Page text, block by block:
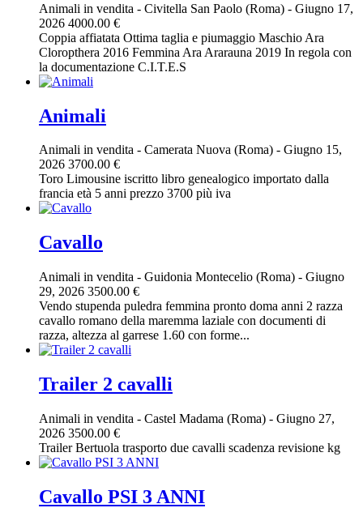
Animali in vendita - Civitella San Paolo (Roma) - Giugno 17,
2026 4000.00 €
Coppia affiatata Ottima taglia e piumaggio Maschio Ara
Cloropthera 2016 Femmina Ara Ararauna 2019 In regola con
la documentazione C.I.T.E.S
Animali
Animali in vendita - Camerata Nuova (Roma) - Giugno 15,
2026 3700.00 €
Toro Limousine iscritto libro genealogico importato dalla
francia età 5 anni prezzo 3700 più iva
Cavallo
Animali in vendita - Guidonia Montecelio (Roma) - Giugno
29, 2026 3500.00 €
Vendo stupenda puledra femmina pronto doma anni 2 razza
cavallo romano della maremma laziale con documenti di
razza, altezza al garrese 1.60 con forme...
Trailer 2 cavalli
Animali in vendita - Castel Madama (Roma) - Giugno 27,
2026 3500.00 €
Trailer Bertuola trasporto due cavalli scadenza revisione kg
Cavallo PSI 3 ANNI